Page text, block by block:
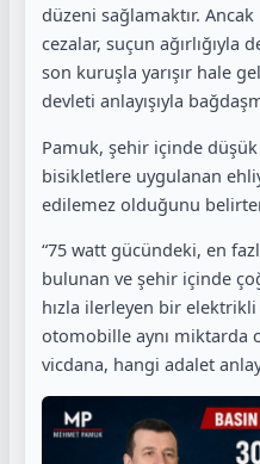
düzeni sağlamaktır.
cezalar, suçun ağırlığıyla
son kuruşla yarışır hale
devleti anlayışıyla
Pamuk, şehir içinde
bisikletlere uygulanan
edilemez olduğunu
“75 watt gücündeki, en
bulunan ve şehir içinde
hızla ilerleyen bir
otomobille aynı miktarda
vicdana, hangi adalet